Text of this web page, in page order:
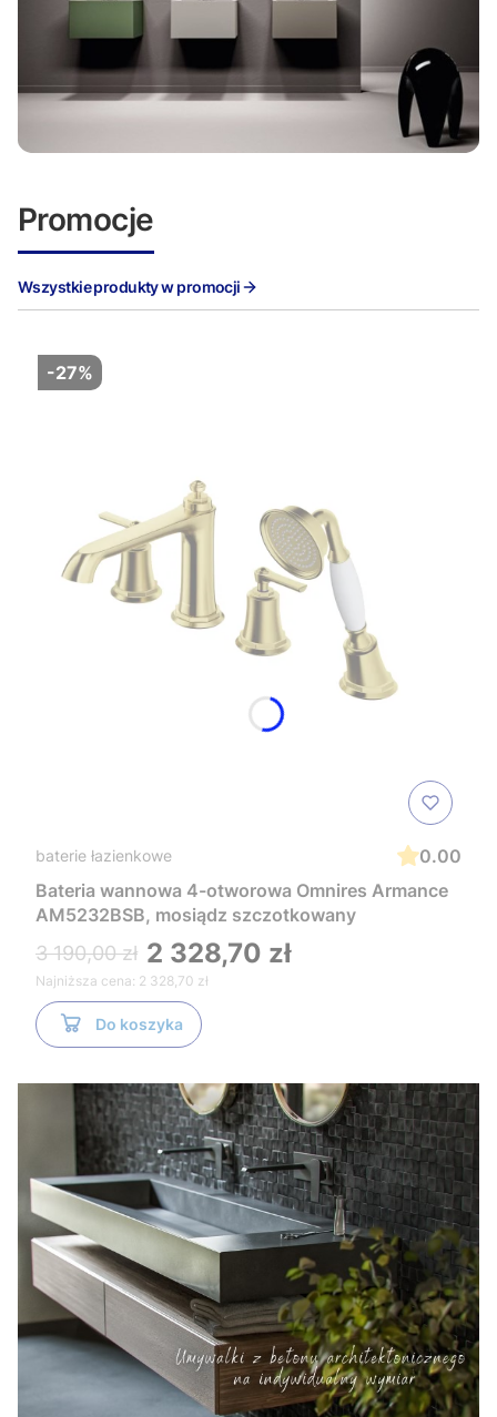
Promocje
Wszystkie produkty w promocji
-27%
baterie łazienkowe
0.00
Bateria wannowa 4-otworowa Omnires Armance
AM5232BSB, mosiądz szczotkowany
3 190,00 zł 2 328,70 zł
Najniższa cena: 2 328,70 zł
Do koszyka